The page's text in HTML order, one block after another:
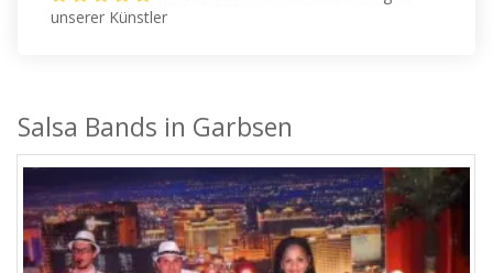
unserer Künstler
Salsa Bands in Garbsen